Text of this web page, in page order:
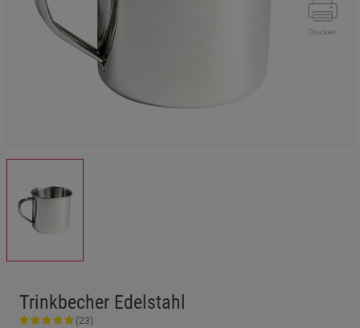
Drucken
Trinkbecher Edelstahl
(23)